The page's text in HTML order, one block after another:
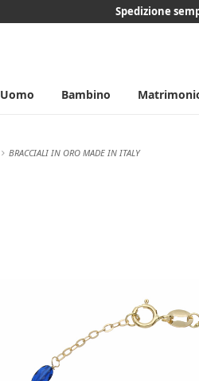
Spedizione
Uomo Bambino
BRACCIALI IN ORO MADE IN ITALY